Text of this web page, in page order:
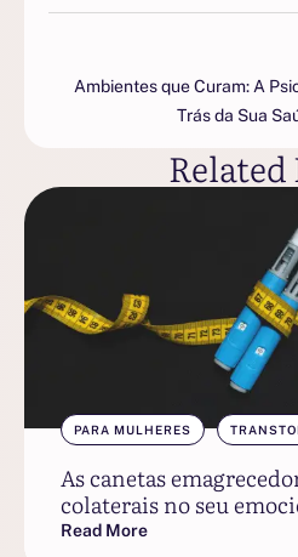
Ambientes que Curam: A
Trás da Sua
Related
PARA MULHERES
As canetas
colaterais no seu
Read More